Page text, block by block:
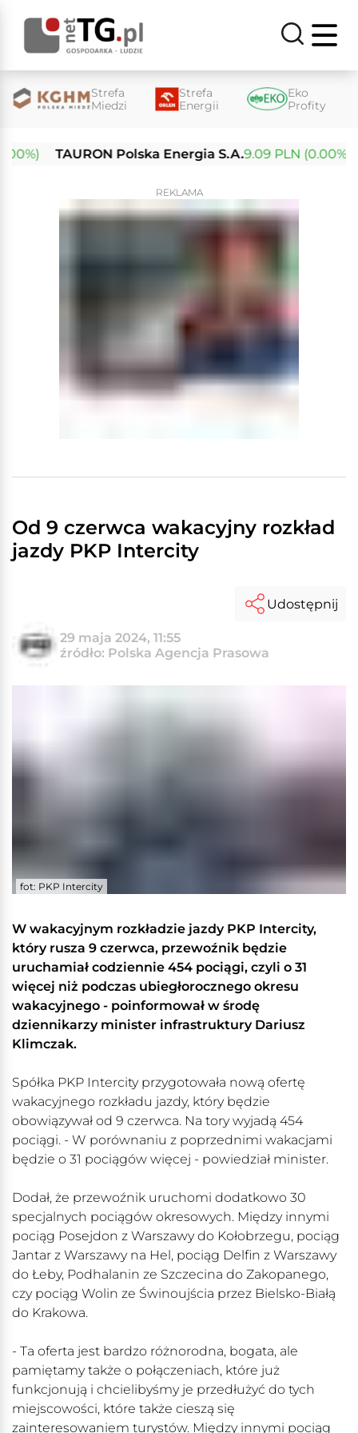
Strefa
Miedzi
Strefa
Energii
Eko
Profity
TAURON Polska Energia S.A.9.09 PLN (0.00%)
REKLAMA
Od 9 czerwca wakacyjny rozkład
jazdy PKP Intercity
29 maja 2024, 11:55
źródło: Polska Agencja Prasowa
Udostępnij
fot: PKP Intercity
W wakacyjnym rozkładzie jazdy PKP Intercity,
który rusza 9 czerwca, przewoźnik będzie
uruchamiał codziennie 454 pociągi, czyli o 31
więcej niż podczas ubiegłorocznego okresu
wakacyjnego - poinformował w środę
dziennikarzy minister infrastruktury Dariusz
Klimczak.
Spółka PKP Intercity przygotowała nową ofertę
wakacyjnego rozkładu jazdy, który będzie
obowiązywał od 9 czerwca. Na tory wyjadą 454
pociągi. - W porównaniu z poprzednimi wakacjami
będzie o 31 pociągów więcej - powiedział minister.
Dodał, że przewoźnik uruchomi dodatkowo 30
specjalnych pociągów okresowych. Między innymi
pociąg Posejdon z Warszawy do Kołobrzegu, pociąg
Jantar z Warszawy na Hel, pociąg Delfin z Warszawy
do Łeby, Podhalanin ze Szczecina do Zakopanego,
czy pociąg Wolin ze Świnoujścia przez Bielsko-Białą
do Krakowa.
- Ta oferta jest bardzo różnorodna, bogata, ale
pamiętamy także o połączeniach, które już
funkcjonują i chcielibyśmy je przedłużyć do tych
miejscowości, które także cieszą się
zainteresowaniem turystów. Między innymi pociąg